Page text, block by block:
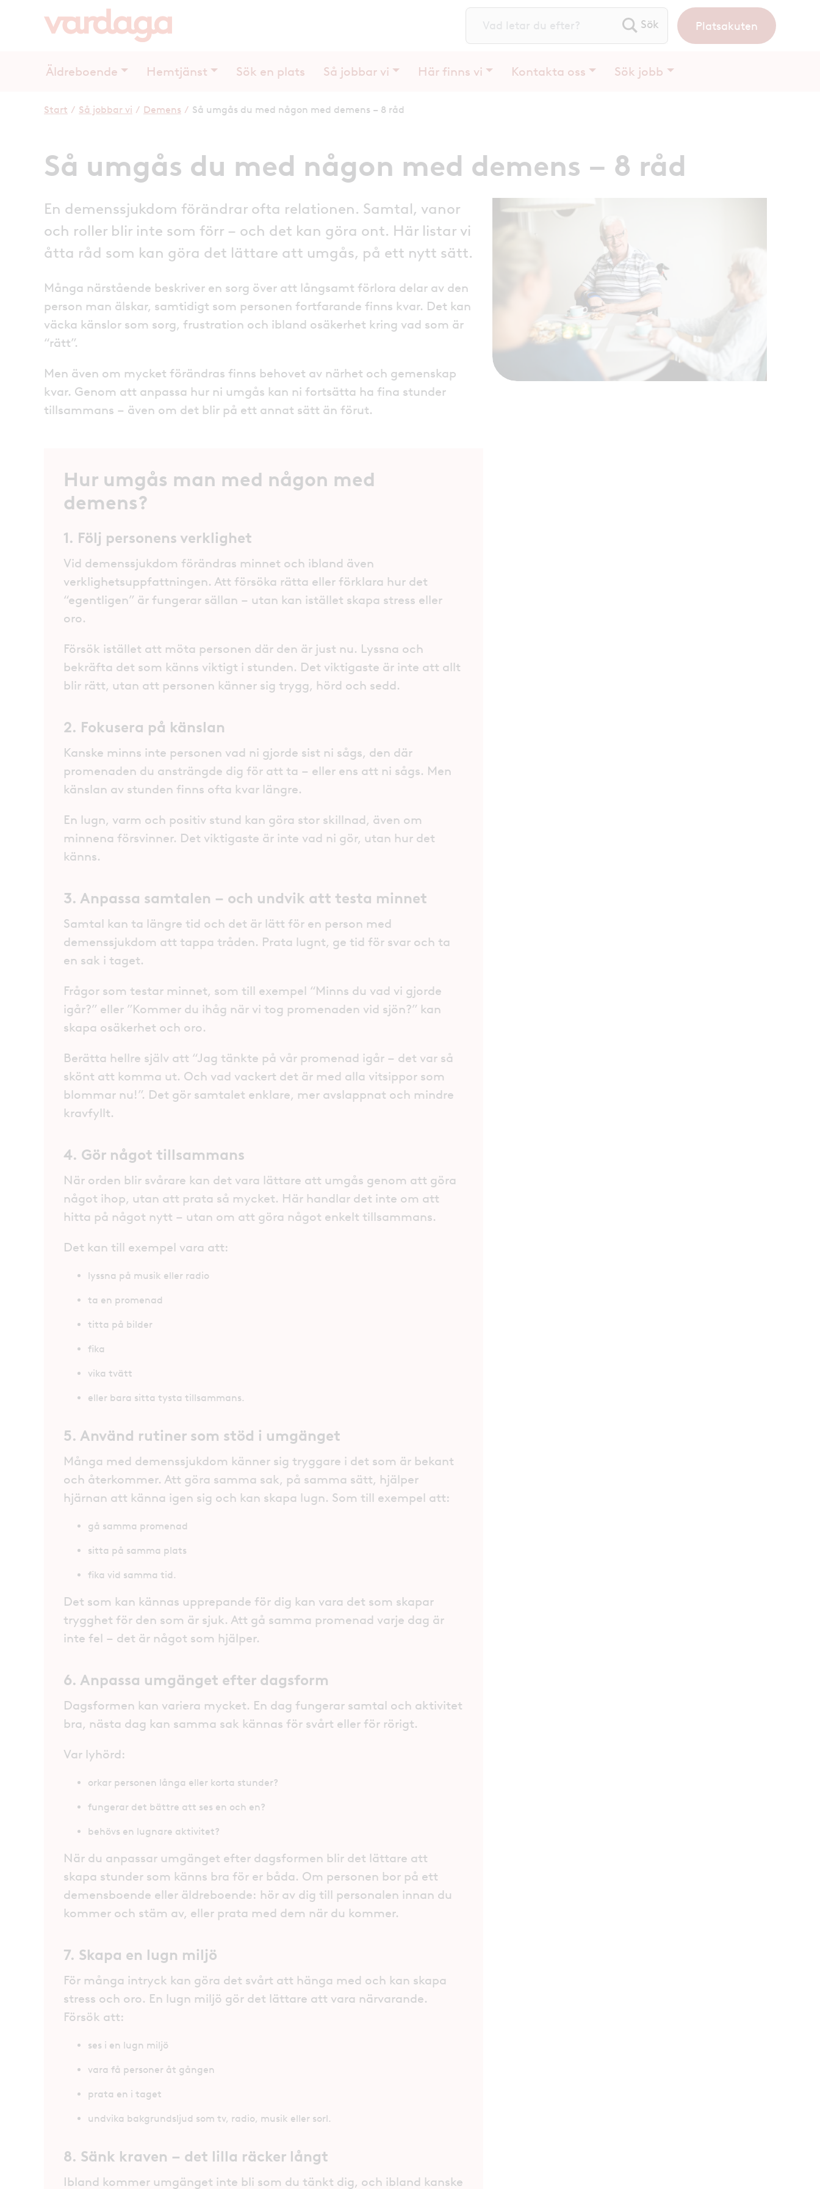
Sök efter: Platsakuten
Äldreboende Hemtjänst Sök en plats Så jobbar vi Här finns vi Kontakta oss Sök jobb
Start / Så jobbar vi / Demens / Så umgås du med någon med demens – 8 råd
Så umgås du med någon med demens – 8 råd
En demenssjukdom förändrar ofta relationen. Samtal, vanor
och roller blir inte som förr – och det kan göra ont. Här listar vi
åtta råd som kan göra det lättare att umgås, på ett nytt sätt.
Många närstående beskriver en sorg över att långsamt förlora delar av den
person man älskar, samtidigt som personen fortfarande finns kvar. Det kan
väcka känslor som sorg, frustration och ibland osäkerhet kring vad som är
“rätt”.
Men även om mycket förändras finns behovet av närhet och gemenskap
kvar. Genom att anpassa hur ni umgås kan ni fortsätta ha fina stunder
tillsammans – även om det blir på ett annat sätt än förut.
Hur umgås man med någon med
demens?
1. Följ personens verklighet
Vid demenssjukdom förändras minnet och ibland även
verklighetsuppfattningen. Att försöka rätta eller förklara hur det
“egentligen” är fungerar sällan – utan kan istället skapa stress eller
oro.
Försök istället att möta personen där den är just nu. Lyssna och
bekräfta det som känns viktigt i stunden. Det viktigaste är inte att allt
blir rätt, utan att personen känner sig trygg, hörd och sedd.
2. Fokusera på känslan
Kanske minns inte personen vad ni gjorde sist ni sågs, den där
promenaden du ansträngde dig för att ta – eller ens att ni sågs. Men
känslan av stunden finns ofta kvar längre.
En lugn, varm och positiv stund kan göra stor skillnad, även om
minnena försvinner. Det viktigaste är inte vad ni gör, utan hur det
känns.
3. Anpassa samtalen – och undvik att testa minnet
Samtal kan ta längre tid och det är lätt för en person med
demenssjukdom att tappa tråden. Prata lugnt, ge tid för svar och ta
en sak i taget.
Frågor som testar minnet, som till exempel “Minns du vad vi gjorde
igår?” eller ”Kommer du ihåg när vi tog promenaden vid sjön?” kan
skapa osäkerhet och oro.
Berätta hellre själv att “Jag tänkte på vår promenad igår – det var så
skönt att komma ut. Och vad vackert det är med alla vitsippor som
blommar nu!”. Det gör samtalet enklare, mer avslappnat och mindre
kravfyllt.
4. Gör något tillsammans
När orden blir svårare kan det vara lättare att umgås genom att göra
något ihop, utan att prata så mycket. Här handlar det inte om att
hitta på något nytt – utan om att göra något enkelt tillsammans.
Det kan till exempel vara att:
lyssna på musik eller radio
ta en promenad
titta på bilder
fika
vika tvätt
eller bara sitta tysta tillsammans.
5. Använd rutiner som stöd i umgänget
Många med demenssjukdom känner sig tryggare i det som är bekant
och återkommer. Att göra samma sak, på samma sätt, hjälper
hjärnan att känna igen sig och kan skapa lugn. Som till exempel att:
gå samma promenad
sitta på samma plats
fika vid samma tid.
Det som kan kännas upprepande för dig kan vara det som skapar
trygghet för den som är sjuk. Att gå samma promenad varje dag är
inte fel – det är något som hjälper.
6. Anpassa umgänget efter dagsform
Dagsformen kan variera mycket. En dag fungerar samtal och aktivitet
bra, nästa dag kan samma sak kännas för svårt eller för rörigt.
Var lyhörd:
orkar personen långa eller korta stunder?
fungerar det bättre att ses en och en?
behövs en lugnare aktivitet?
När du anpassar umgänget efter dagsformen blir det lättare att
skapa stunder som känns bra för er båda. Om personen bor på ett
demensboende eller äldreboende: hör av dig till personalen innan du
kommer och stäm av, eller prata med dem när du kommer.
7. Skapa en lugn miljö
För många intryck kan göra det svårt att hänga med och kan skapa
stress och oro. En lugn miljö gör det lättare att vara närvarande.
Försök att:
ses i en lugn miljö
vara få personer åt gången
prata en i taget
undvika bakgrundsljud som tv, radio, musik eller sorl.
8. Sänk kraven – det lilla räcker långt
Ibland kommer umgänget inte bli som du tänkt dig, och ibland kanske